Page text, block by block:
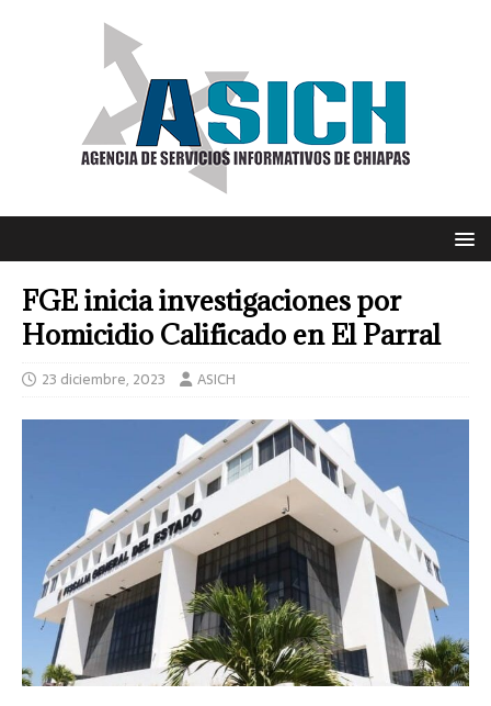
FGE inicia investigaciones por
Homicidio Calificado en El Parral
23 diciembre, 2023 ASICH